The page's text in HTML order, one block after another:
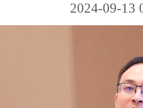
2024-09-13